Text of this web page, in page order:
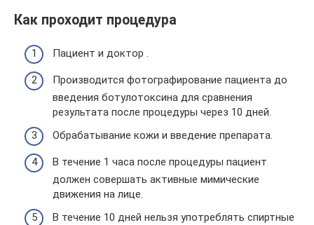
Как проходит процедура
Пациент и доктор .
Производится фотографирование пациента до
введения ботулотоксина для сравнения
результата после процедуры через 10 дней.
Обрабатывание кожи и введение препарата.
В течение 1 часа после процедуры пациент
должен совершать активные мимические
движения на лице.
В течение 10 дней нельзя употреблять спиртные